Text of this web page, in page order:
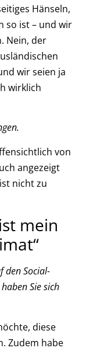
Hänseln,
so ist – und wir
Nein, der
wir seien ja
wirklich
von
angezeigt
nicht zu
mein
den Social-
Sie sich
diese
Zudem habe